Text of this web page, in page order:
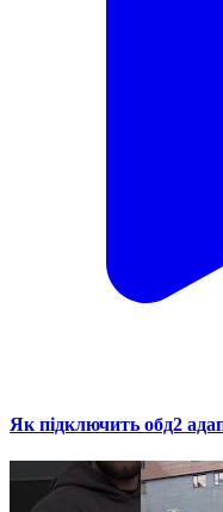
Як підключить обд2